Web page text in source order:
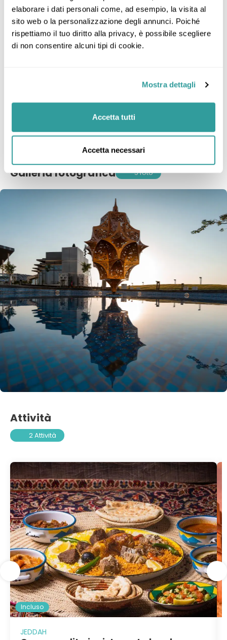
elaborare i dati personali come, ad esempio, la visita al
sito web o la personalizzazione degli annunci. Poiché
rispettiamo il tuo diritto alla privacy, è possibile scegliere
di non consentire alcuni tipi di cookie.
Mostra dettagli
Accetta tutti
Accetta necessari
Quota iscrizione
Escluso
partenza)
Galleria fotografica 5 foto
Attività
2 Attività
Incluso
JEDDAH